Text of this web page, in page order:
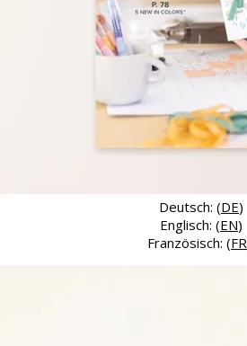
Deutsch: (DE)
Englisch: (EN)
Französisch: (FR